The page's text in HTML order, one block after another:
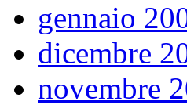
gennaio
dicembre
novembre